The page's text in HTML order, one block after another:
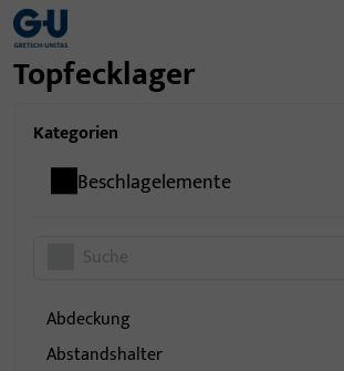
Topfecklager
Kategorien
Beschlagelemente
Abdeckung
Abstandshalter